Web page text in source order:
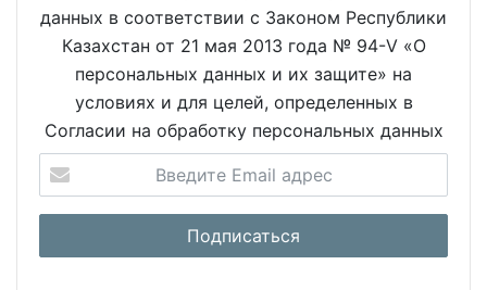
данных в соответствии с Законом Республики
Казахстан от 21 мая 2013 года № 94-V «О
персональных данных и их защите» на
условиях и для целей, определенных в
Согласии на обработку персональных данных